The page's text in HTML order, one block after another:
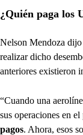
¿Quién paga los
Nelson Mendoza dijo
realizar dicho
anteriores existieron
“Cuando una
sus operaciones en el
pagos. Ahora, esos